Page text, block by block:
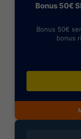
Bonus 50€
Bonus 50€
bonus